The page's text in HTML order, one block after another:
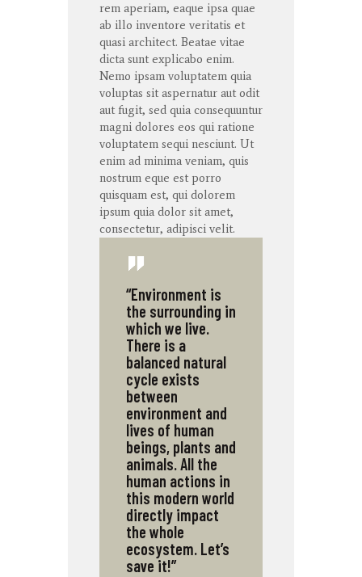
rem aperiam, eaque ipsa quae
ab illo inventore veritatis et
quasi architect. Beatae vitae
dicta sunt explicabo enim.
Nemo ipsam voluptatem quia
voluptas sit aspernatur aut odit
aut fugit, sed quia consequuntur
magni dolores eos qui ratione
voluptatem sequi nesciunt. Ut
enim ad minima veniam, quis
nostrum eque est porro
quisquam est, qui dolorem
ipsum quia dolor sit amet,
consectetur, adipisci velit.
“Environment is
the surrounding in
which we live.
There is a
balanced natural
cycle exists
between
environment and
lives of human
beings, plants and
animals. All the
human actions in
this modern world
directly impact
the whole
ecosystem. Let’s
save it!”